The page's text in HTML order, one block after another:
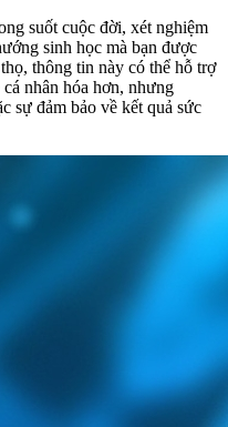
suốt cuộc đời, xét nghiệm
sinh học mà bạn được
thông tin này có thể hỗ trợ
nhân hóa hơn, nhưng
sự đảm bảo về kết quả sức